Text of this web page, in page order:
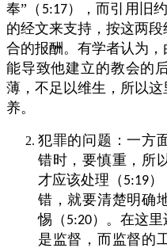
奉”（ 5:17），而引用旧
的经文来支持，按这两
合的报酬。有学者认为
能导致他建立的教会的
薄，不足以维生，所以
养。
犯罪的问题：一方
错时，要慎重，所
才应该处理（ 5:19
错，就要清楚明确
惕（ 5:20）。在这
是监督，而监督的